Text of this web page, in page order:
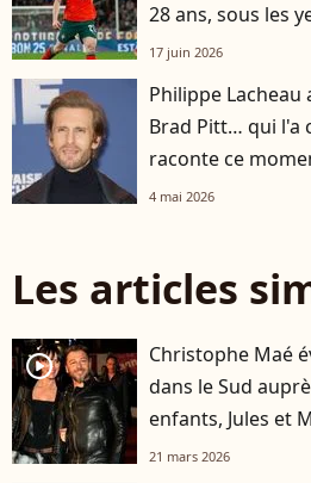
28 ans, sous les
17 juin 2026
Philippe
Brad Pitt… qui l'a
raconte ce
4 mai 2026
Les articles
player2
Christophe Maé
dans le Sud
enfants, Jules et
21 mars 2026